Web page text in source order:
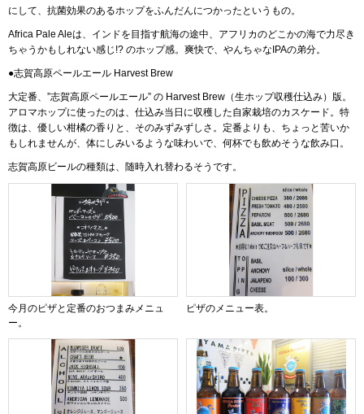
にして、抗菌効果のあるホップをふんだんにつかったというもの。
Africa Pale Aleは、インドを目指す航海の途中、アフリカのどこかの海で力尽き
ちゃうかもしれない感じ!? のホップ感。爽快で、やんちゃなIPAの弟分。
●志賀高原ペールエール Harvest Brew
大定番、”志賀高原ペールエール” の Harvest Brew（生ホップ収穫仕込み）版。
アロマホップに使ったのは、仕込み当日に収穫した自家栽培のカスケード。特
徴は、優しい柑橘の香りと、そのみずみずしさ。定番よりも、ちょっと苦いか
もしれませんが、体にしみいるような味わいで、何杯でも飲めそうな飲み口。
志賀高原ビールの種類は、随時入れ替わるそうです。
今月のピザと定番のおつまみメニュ
ー。
ピザのメニュー表。